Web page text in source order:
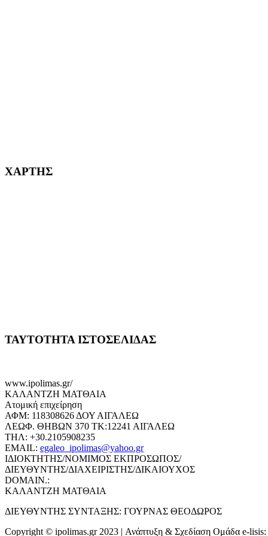
ΧΑΡΤΗΣ
ΤΑΥΤΟΤΗΤΑ ΙΣΤΟΣΕΛΙΔΑΣ
www.ipolimas.gr/
ΚΑΛΑΝΤΖΗ ΜΑΤΘΑΙΑ
Ατομική επιχείρηση
ΑΦΜ: 118308626 ΔΟΥ ΑΙΓΑΛΕΩ
ΛΕΩΦ. ΘΗΒΩΝ 370 ΤΚ:12241 ΑΙΓΑΛΕΩ
ΤΗΛ: +30.2105908235
EMAIL: egaleo_ipolimas@yahoo.gr
ΙΔΙΟΚΤΗΤΗΣ/ΝΟΜΙΜΟΣ ΕΚΠΡΟΣΩΠΟΣ/
ΔΙΕΥΘΥΝΤΗΣ/ΔΙΑΧΕΙΡΙΣΤΗΣ/ΔΙΚΑΙΟΥΧΟΣ
DOMAIN.:
ΚΑΛΑΝΤΖΗ ΜΑΤΘΑΙΑ
ΔΙΕΥΘΥΝΤΗΣ ΣΥΝΤΑΞΗΣ: ΓΟΥΡΝΑΣ ΘΕΟΔΩΡΟΣ
Copyright © ipolimas.gr 2023 | Ανάπτυξη & Σχεδίαση Ομάδα e-lisis: